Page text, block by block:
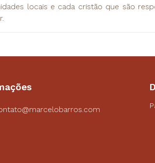
locais e cada cristão que são